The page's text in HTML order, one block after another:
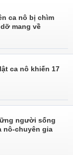
ca nô bị chìm
mang về
ca nô khiến 17
người sống
nô-chuyên gia